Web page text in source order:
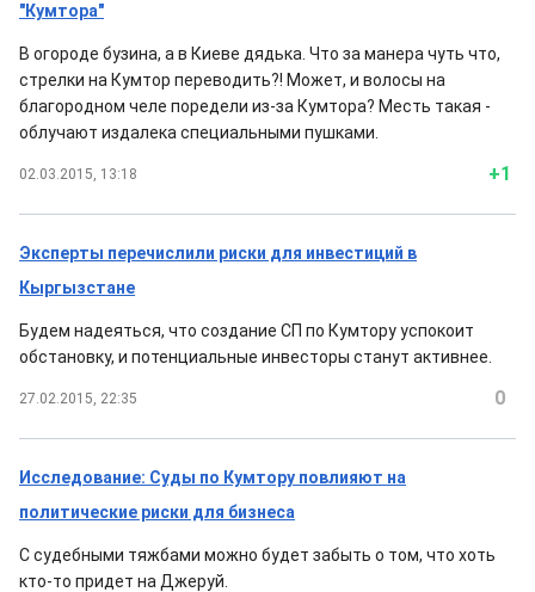
"Кумтора"
В огороде бузина, а в Киеве дядька. Что за манера чуть что,
стрелки на Кумтор переводить?! Может, и волосы на
благородном челе поредели из-за Кумтора? Месть такая -
облучают издалека специальными пушками.
02.03.2015, 13:18 +1
Эксперты перечислили риски для инвестиций в
Кыргызстане
Будем надеяться, что создание СП по Кумтору успокоит
обстановку, и потенциальные инвесторы станут активнее.
27.02.2015, 22:35 0
Исследование: Суды по Кумтору повлияют на
политические риски для бизнеса
С судебными тяжбами можно будет забыть о том, что хоть
кто-то придет на Джеруй.